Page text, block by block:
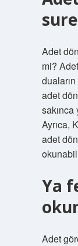
Adet
mi?
adet
Ayrıca,
adet
Ya
Adet